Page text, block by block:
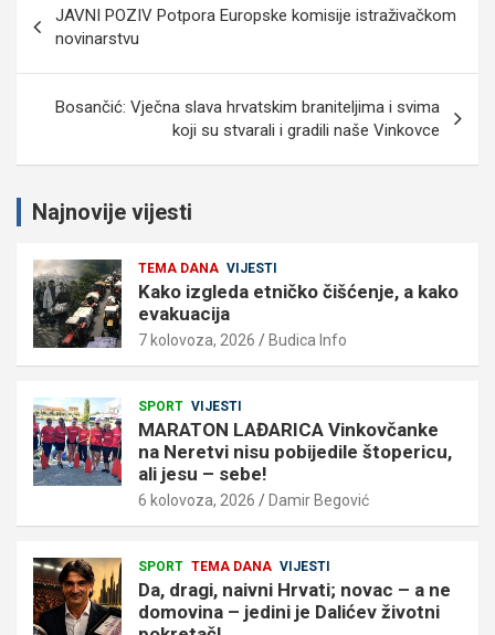
objava
JAVNI POZIV Potpora Europske komisije istraživačkom
novinarstvu
Bosančić: Vječna slava hrvatskim braniteljima i svima
koji su stvarali i gradili naše Vinkovce
Najnovije vijesti
TEMA DANA VIJESTI
Kako izgleda etničko čišćenje, a kako
evakuacija
7 kolovoza, 2026 Budica Info
SPORT VIJESTI
MARATON LAĐARICA Vinkovčanke
na Neretvi nisu pobijedile štopericu,
ali jesu – sebe!
6 kolovoza, 2026 Damir Begović
SPORT TEMA DANA VIJESTI
Da, dragi, naivni Hrvati; novac – a ne
domovina – jedini je Dalićev životni